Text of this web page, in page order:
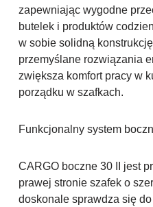
zapewniając wygodne
butelek i produktów
w sobie solidną
przemyślane rozwiązania
zwiększa komfort pracy w
porządku w szafkach.
Funkcjonalny system
CARGO boczne 30 II jest
prawej stronie szafek o
doskonale sprawdza się